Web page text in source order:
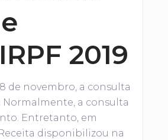
2019
de novembro, a consulta
Normalmente, a consulta
Entretanto, em
disponibilizou na